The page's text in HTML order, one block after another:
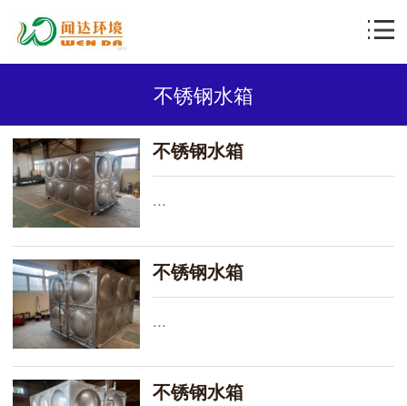
不锈钢水箱
不锈钢水箱
...
不锈钢水箱
...
不锈钢水箱